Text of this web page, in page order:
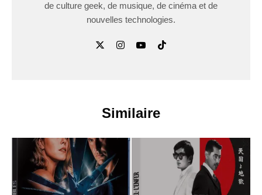
de culture geek, de musique, de cinéma et de
nouvelles technologies.
Similaire